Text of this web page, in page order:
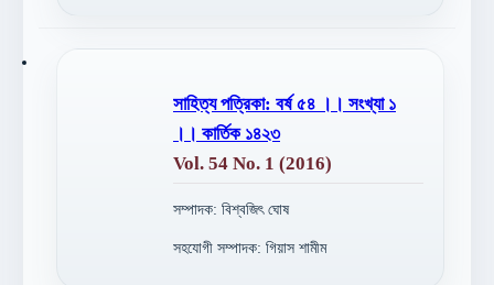
সাহিত্য পত্রিকা: বর্ষ ৫৪ ।। সংখ্যা ১
।। কার্তিক ১৪২৩
Vol. 54 No. 1 (2016)
সম্পাদক: বিশ্বজিৎ ঘোষ
সহযোগী সম্পাদক: গিয়াস শামীম